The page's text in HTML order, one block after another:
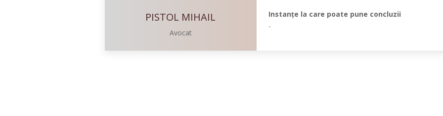
PISTOL MIHAIL
Avocat
Instanţe la care poate pune concluzii
-